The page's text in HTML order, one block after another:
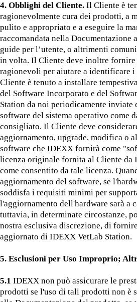
4. Obblighi del Cliente. Il Cliente è
ragionevolmente cura dei prodotti, a
pulito e appropriato e a eseguire la
raccomandata nella Documentazione
guide per l’utente, o altrimenti
in volta. Il Cliente deve inoltre
ragionevoli per aiutare a identificare
Cliente è tenuto a installare
del Software Incorporato e del
Station da noi periodicamente inviate
software del sistema operativo come
consigliato. Il Cliente deve
aggiornamento, upgrade, modifica o
software che IDEXX fornirà come
licenza originale fornita al Cliente da
come consentito da tale licenza.
aggiornamento del software, se
soddisfa i requisiti minimi per
l'aggiornamento dell'hardware sarà a
tuttavia, in determinate circostanze,
nostra esclusiva discrezione, di
aggiornato di IDEXX VetLab Station.
5. Esclusioni per Uso Improprio;
5.1 IDEXX non può assicurare le
prodotti se l'uso di tali prodotti non è